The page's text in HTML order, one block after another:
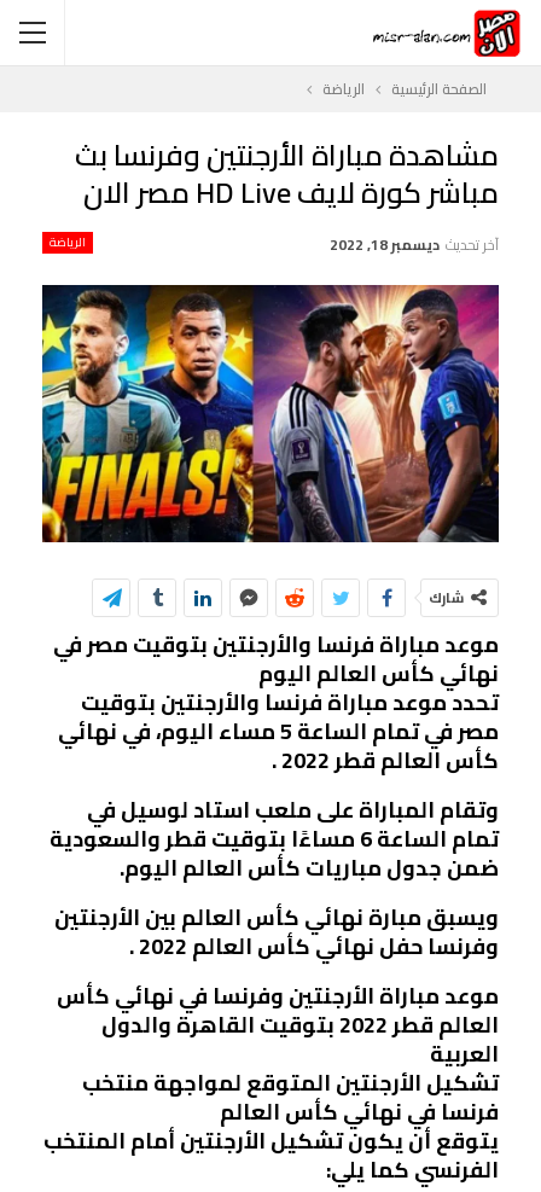
الصفحة الرئيسية الرياضة
مشاهدة مباراة الأرجنتين وفرنسا بث
مباشر كورة لايف HD Live مصر الان
الرياضة آخر تحديث ديسمبر 18, 2022
شارك
موعد مباراة فرنسا والأرجنتين بتوقيت مصر في
نهائي كأس العالم اليوم
تحدد موعد مباراة فرنسا والأرجنتين بتوقيت
مصر في تمام الساعة 5 مساء اليوم، في نهائي
كأس العالم قطر 2022 .
وتقام المباراة على ملعب استاد لوسيل في
تمام الساعة 6 مساءًا بتوقيت قطر والسعودية
ضمن جدول مباريات كأس العالم اليوم.
ويسبق مبارة نهائي كأس العالم بين الأرجنتين
وفرنسا حفل نهائي كأس العالم 2022 .
موعد مباراة الأرجنتين وفرنسا في نهائي كأس
العالم قطر 2022 بتوقيت القاهرة والدول
العربية
تشكيل الأرجنتين المتوقع لمواجهة منتخب
فرنسا في نهائي كأس العالم
يتوقع أن يكون تشكيل الأرجنتين أمام المنتخب
الفرنسي كما يلي: